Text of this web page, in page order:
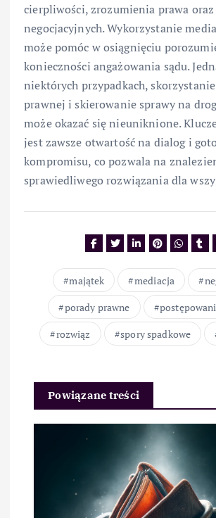
cierpliwości, zrozumienia prawa
negocjacyjnych. Wykorzystanie
może pomóc w osiągnięciu
konieczności angażowania sądu.
niektórych przypadkach,
prawnej i skierowanie sprawy na
może okazać się nieuniknione.
jest zawsze otwartość na dialog i
kompromisu, co pozwala na
sprawiedliwego rozwiązania dla
majątek mediacja
porady prawne
rozwiąz
spory spadkowe
Powiązane treści